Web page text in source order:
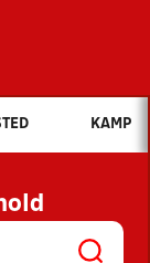
du søge efter?
NYHEDER
OG
KAMP